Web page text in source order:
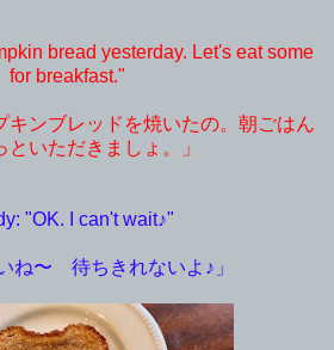
bread yesterday. Let's eat some
for breakfast."
キンブレッドを焼いたの。朝ごはん
といただきましょ。」
"OK. I can't wait♪"
ね〜 待ちきれないよ♪」